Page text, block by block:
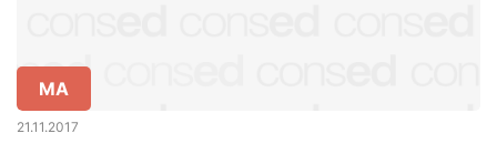
MA
21.11.2017